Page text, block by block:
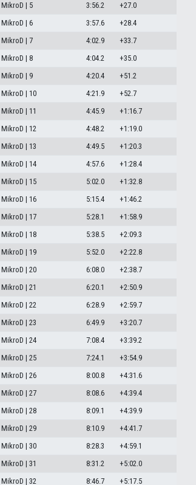
MikroD | 5 3:56.2
+27.0
MikroD | 6 3:57.6
+28.4
MikroD | 7 4:02.9
+33.7
MikroD | 8 4:04.2
+35.0
MikroD | 9 4:20.4
+51.2
MikroD | 10 4:21.9
+52.7
MikroD | 11 4:45.9
+1:16.7
MikroD | 12 4:48.2
+1:19.0
MikroD | 13 4:49.5
+1:20.3
MikroD | 14 4:57.6
+1:28.4
MikroD | 15 5:02.0
+1:32.8
MikroD | 16 5:15.4
+1:46.2
MikroD | 17 5:28.1
+1:58.9
MikroD | 18 5:38.5
+2:09.3
MikroD | 19 5:52.0
+2:22.8
MikroD | 20 6:08.0
+2:38.7
MikroD | 21 6:20.1
+2:50.9
MikroD | 22 6:28.9
+2:59.7
MikroD | 23 6:49.9
+3:20.7
MikroD | 24 7:08.4
+3:39.2
MikroD | 25 7:24.1
+3:54.9
MikroD | 26 8:00.8
+4:31.6
MikroD | 27 8:08.6
+4:39.4
MikroD | 28 8:09.1
+4:39.9
MikroD | 29 8:10.9
+4:41.7
MikroD | 30 8:28.3
+4:59.1
MikroD | 31 8:31.2
+5:02.0
MikroD | 32 8:46.7 +5:17.5